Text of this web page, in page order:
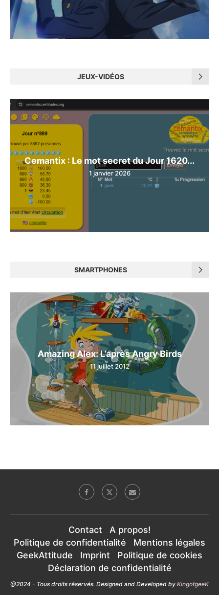
JEUX-VIDÉOS
Cemantix : Le mot secret du Jour 1620...
1 janvier 2026
SMARTPHONES
Amazing Alex: L’après Angry Birds
11 juillet 2012
Contact
A propos!
Politique de confidentialité
Mentions légales
GeekAttitude
Imprint
Politique de cookies
Déclaration de confidentialité
@2024 - Tous droits réservés. Designed and Developed by KingofgeeK